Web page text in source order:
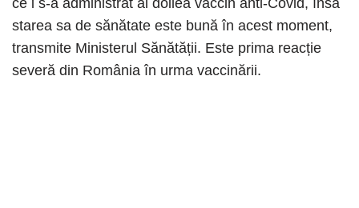
ce i s-a administrat al doilea vaccin anti-Covid, însă
starea sa de sănătate este bună în acest moment,
transmite Ministerul Sănătății. Este prima reacție
severă din România în urma vaccinării.